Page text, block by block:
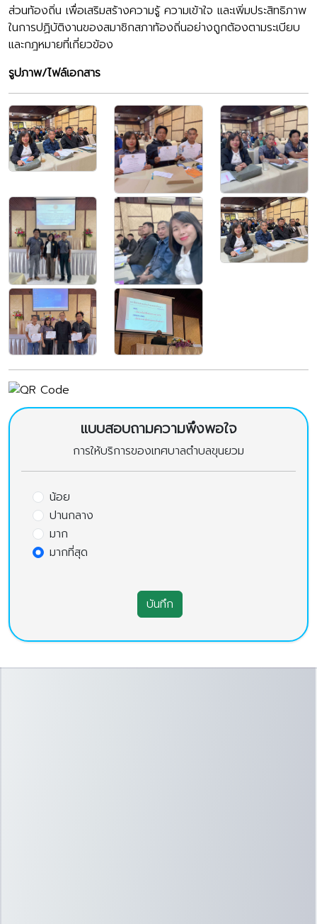
ส่วนท้องถิ่น เพื่อเสริมสร้างความรู้ ความเข้าใจ และเพิ่มประสิทธิภาพ
ในการปฏิบัติงานของสมาชิกสภาท้องถิ่นอย่างถูกต้องตามระเบียบ
และกฎหมายที่เกี่ยวข้อง
รูปภาพ/ไฟล์เอกสาร
แบบสอบถามความพึงพอใจ
การให้บริการของเทศบาลตำบลขุนยวม
น้อย
ปานกลาง
มาก
มากที่สุด
บันทึก